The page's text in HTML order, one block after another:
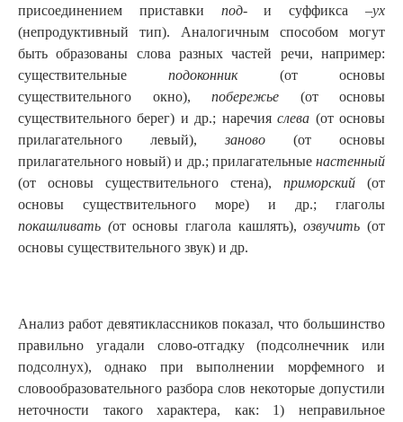
присоединением приставки под-и суффикса –ух
(непродуктивный тип). Аналогичным способом могут
быть образованы слова разных частей речи, например:
существительныеподоконник(от основы
существительного окно), побережье (от основы
существительного берег) и др.; наречияслева (от основы
прилагательного левый), заново (от основы
прилагательного новый) и др.; прилагательные настенный
(от основы существительного стена), приморский (от
основы существительного море) и др.; глаголы
покашливать (от основы глагола кашлять),озвучить (от
основы существительного звук) и др.
Анализ работ девятиклассников показал, что большинство
правильно угадали слово-отгадку (подсолнечник или
подсолнух), однако при выполнении морфемного и
словообразовательного разбора слов некоторые допустили
неточности такого характера, как: 1) неправильное